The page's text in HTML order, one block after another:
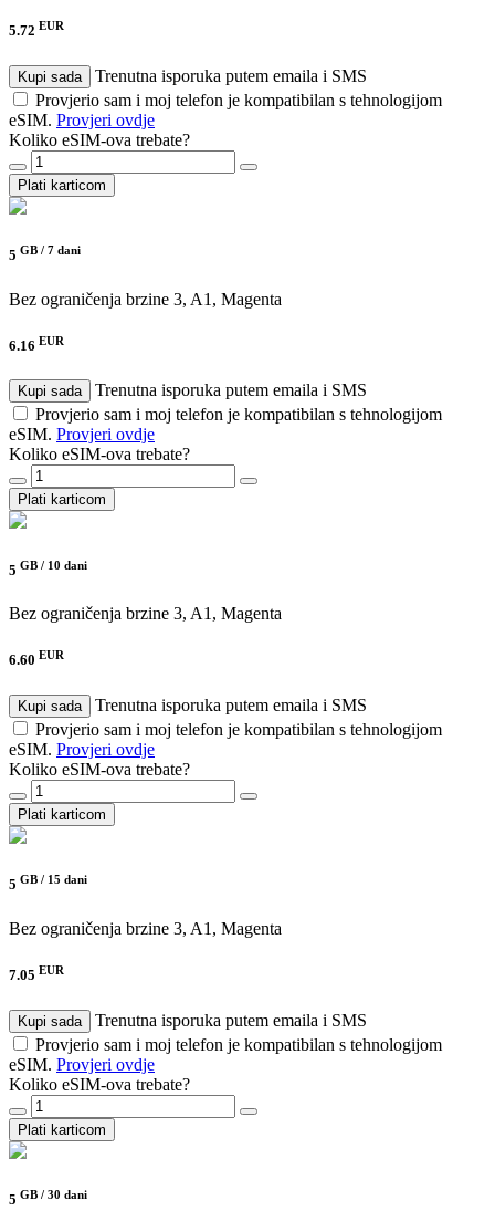
5.72 EUR
Kupi sada
Trenutna isporuka putem emaila i SMS
Provjerio sam i moj telefon je kompatibilan s tehnologijom
eSIM. Provjeri ovdje
Koliko eSIM-ova trebate?
Plati karticom
5 GB / 7 dani
Bez ograničenja brzine 3, A1, Magenta
6.16 EUR
Kupi sada
Trenutna isporuka putem emaila i SMS
Provjerio sam i moj telefon je kompatibilan s tehnologijom
eSIM. Provjeri ovdje
Koliko eSIM-ova trebate?
Plati karticom
5 GB / 10 dani
Bez ograničenja brzine 3, A1, Magenta
6.60 EUR
Kupi sada
Trenutna isporuka putem emaila i SMS
Provjerio sam i moj telefon je kompatibilan s tehnologijom
eSIM. Provjeri ovdje
Koliko eSIM-ova trebate?
Plati karticom
5 GB / 15 dani
Bez ograničenja brzine 3, A1, Magenta
7.05 EUR
Kupi sada
Trenutna isporuka putem emaila i SMS
Provjerio sam i moj telefon je kompatibilan s tehnologijom
eSIM. Provjeri ovdje
Koliko eSIM-ova trebate?
Plati karticom
5 GB / 30 dani